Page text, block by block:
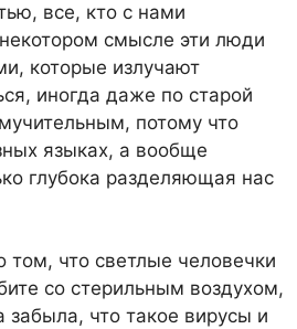
все, кто с нами
смысле эти люди
которые излучают
иногда даже по старой
потому что
языках, а вообще
глубока разделяющая нас
том, что светлые человечки
со стерильным воздухом,
что такое вирусы и